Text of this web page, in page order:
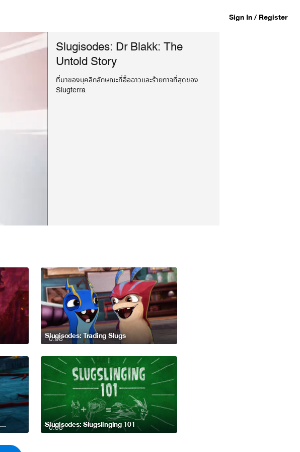
Sign In / Register
Slugisodes: Dr Blakk: The
Untold Story
ที่มาของบุคลิกลักษณะที่อื้อฉาวและร้ายกาจที่สุดของ
Slugterra
0:58
Slugisodes: Trading Slugs
Slugisodes: The Right Slug for the Right Job 0:58
Slugisodes: Slugslinging 101